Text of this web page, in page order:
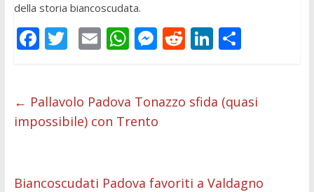
della storia biancoscudata.
F
b
o
k
T
er
E
l
W
s
A
p
M
e
n
er
R
di
Li
e
C
di
← Pallavolo Padova Tonazzo sfida (quasi
impossibile) con Trento
Biancoscudati Padova favoriti a Valdagno